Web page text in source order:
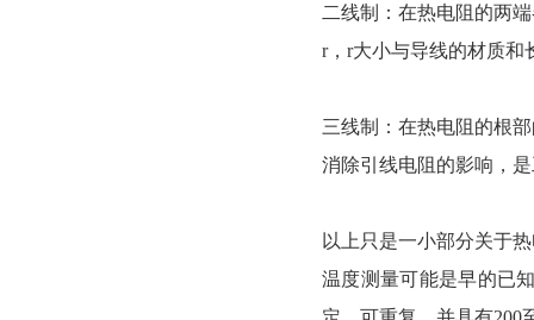
二线制：在热电阻的两
r，r大小与导线的材质和
三线制：在热电阻的根
消除引线电阻的影响，
以上只是一小部分关于
温度测量可能是早的已